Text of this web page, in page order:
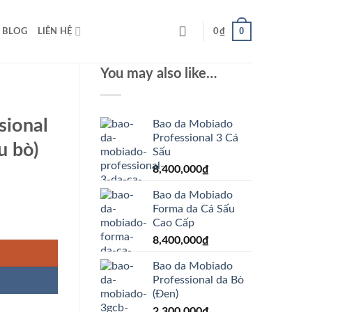
BLOG LIÊN HỆ 0₫ 0
You may also like…
Bao da Mobiado
Professional 3 Cá
Sấu
8,400,000₫
Bao da Mobiado
Forma da Cá Sấu
Cao Cấp
8,400,000₫
Bao da Mobiado
Professional da Bò
(Đen)
bò)
(Nâu bò) quantity